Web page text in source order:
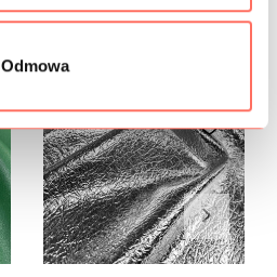
Odmowa